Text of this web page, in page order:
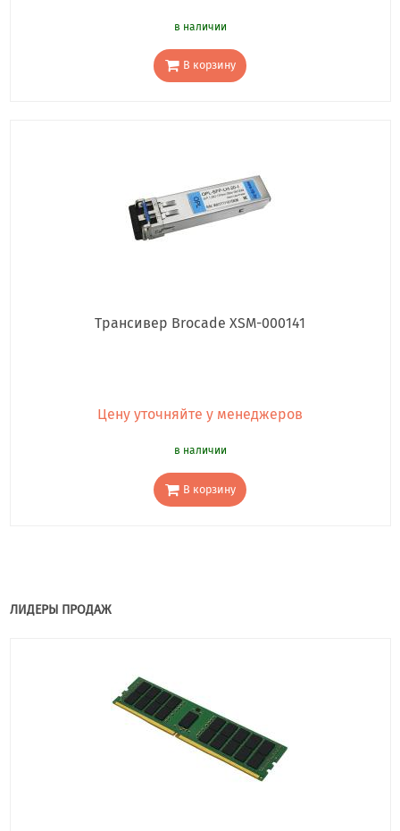
в наличии
В корзину
Трансивер Brocade XSM-000141
Цену уточняйте у менеджеров
в наличии
В корзину
ЛИДЕРЫ ПРОДАЖ